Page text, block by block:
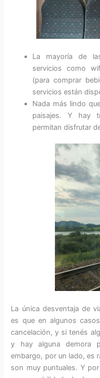
La mayoría de
servicios como
(para comprar
servicios están
Nada más lindo
paisajes. Y hay
permitan disfrutar
La única desventaja de
es que en algunos
cancelación, y si tenés
y hay alguna demora
embargo, por un lado, es
son muy puntuales. Y